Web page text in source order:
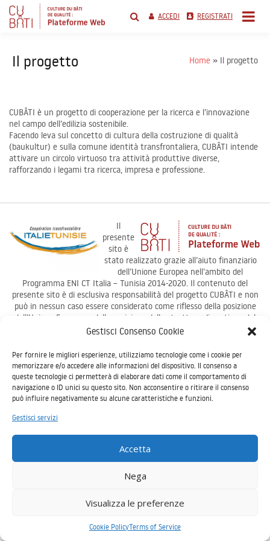
Gestisci Consenso Cookie
Per fornire le migliori esperienze, utilizziamo tecnologie come i cookie per
memorizzare e/o accedere alle informazioni del dispositivo. Il consenso a
queste tecnologie ci permetterà di elaborare dati come il comportamento di
navigazione o ID unici su questo sito. Non acconsentire o ritirare il consenso
può influire negativamente su alcune caratteristiche e funzioni.
Gestisci servizi
Accetta
Nega
Visualizza le preferenze
Cookie PolicyTerms of Service
Salta
contenuto
ACCEDI REGISTRATI
Il progetto Home Il progetto
CUBÂTI è un progetto di cooperazione per la ricerca e l’innovazione
nel campo dell’edilizia sostenibile.
Facendo leva sul concetto di cultura della costruzione di qualità
(baukultur) e sulla comune identità transfrontaliera, CUBÂTI intende
attivare un circolo virtuoso tra attività produttive diverse,
rafforzando i legami tra ricerca, impresa e professione.
Il
presente
sito è
stato realizzato grazie all’aiuto finanziario
dell’Unione Europea nell’ambito del
Programma ENI CT Italia – Tunisia 2014-2020. Il contenuto del
presente sito è di esclusiva responsabilità del progetto CUBÂTI e non
può in nessun caso essere considerato come riflesso della posizione
dell’Unione Europea o della posizione delle strutture di gestione del
Programma - Copyright © 2026cubati networking platform